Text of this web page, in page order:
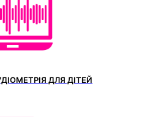
ДЛЯ ДІТЕЙ